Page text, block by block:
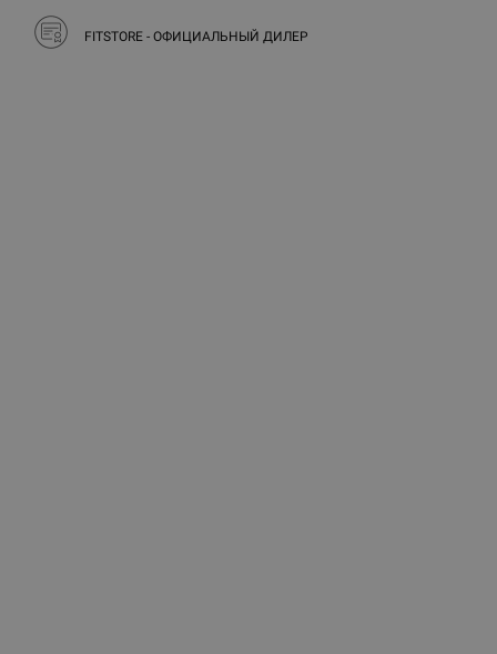
FITSTORE - ОФИЦИАЛЬНЫЙ ДИЛЕР